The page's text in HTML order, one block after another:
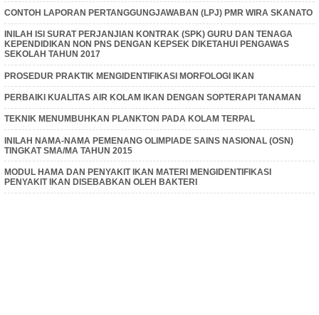
CONTOH LAPORAN PERTANGGUNGJAWABAN (LPJ) PMR WIRA SKANATO
INILAH ISI SURAT PERJANJIAN KONTRAK (SPK) GURU DAN TENAGA
KEPENDIDIKAN NON PNS DENGAN KEPSEK DIKETAHUI PENGAWAS
SEKOLAH TAHUN 2017
PROSEDUR PRAKTIK MENGIDENTIFIKASI MORFOLOGI IKAN
PERBAIKI KUALITAS AIR KOLAM IKAN DENGAN SOPTERAPI TANAMAN
TEKNIK MENUMBUHKAN PLANKTON PADA KOLAM TERPAL
INILAH NAMA-NAMA PEMENANG OLIMPIADE SAINS NASIONAL (OSN)
TINGKAT SMA/MA TAHUN 2015
MODUL HAMA DAN PENYAKIT IKAN MATERI MENGIDENTIFIKASI
PENYAKIT IKAN DISEBABKAN OLEH BAKTERI